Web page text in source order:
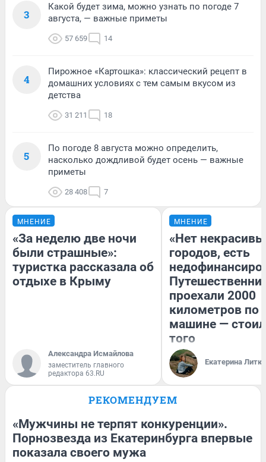
3
Какой будет зима, можно узнать по погоде 7
августа, — важные приметы
57 659 14
4
Пирожное «Картошка»: классический рецепт в
домашних условиях с тем самым вкусом из
детства
31 211 18
5
По погоде 8 августа можно определить,
насколько дождливой будет осень — важные
приметы
28 408 7
МНЕНИЕ
«За неделю две ночи
были страшные»:
туристка рассказала об
отдыхе в Крыму
Александра Исмайлова
заместитель главного
редактора 63.RU
МНЕНИЕ
«Нет
городов, есть
проехали 2000
километров по
машине —
того
Екатерина
РЕКОМЕНДУЕМ
«Мужчины не терпят конкуренции».
Порнозвезда из Екатеринбурга впервые
показала своего мужа